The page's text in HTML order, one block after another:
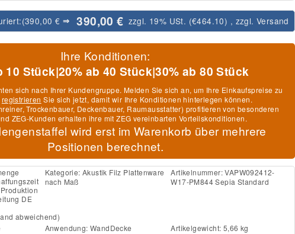
(390,00 € ⇒ 390,00 € zzgl. 19% USt. (€464.10) , zzgl. Versand
Ihre Konditionen:
10 Stück|20% ab 40 Stück|30% ab 80 Stück
sich nach Ihrer Kundengruppe. Melden Sie sich an, um Ihre Einkaufspreise zu
registrieren Sie sich jetzt, damit wir Ihre Konditionen hinterlegen können.
Trockenbauer, Deckenbauer, Raumausstatter) profitieren von besonderen
ZEG-Kunden erhalten ihre mit ZEG vereinbarten Vorteilskonditionen.
wird erst im Warenkorb über mehrere
Positionen berechnet.
DE
abweichend)
Kategorie:Akustik Filz Plattenware
nach Maß
Artikelnummer: VAPW092412-
W17-PM844 Sepia Standard
Anwendung:WandDecke
Artikelgewicht: 5,66 kg